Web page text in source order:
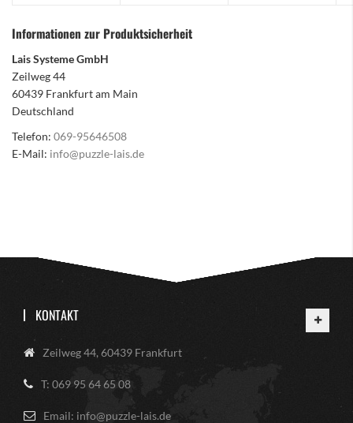
Informationen zur Produktsicherheit
Lais Systeme GmbH
Zeilweg 44
60439 Frankfurt am Main
Deutschland
Telefon: 069-95646508
E-Mail: info@puzzle-lais.de
KONTAKT
Zeilweg 44, 60439 Frankfurt
T: 069 95 64 65 08
Email: info@puzzle-lais.de